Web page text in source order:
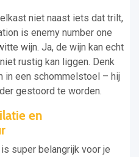
niet naast iets dat trilt,
is enemy number one
wijn. Ja, de wijn kan echt
rustig kan liggen. Denk
in een schommelstoel – hij
gestoord te worden.
en
super belangrijk voor je